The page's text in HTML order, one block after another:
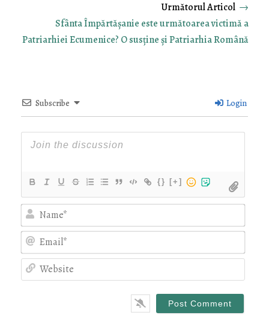
Sfânta Împărtășanie este următoarea victimă a
Patriarhiei Ecumenice? O susține și Patriarhia Română
→
Subscribe Login
{} [+]